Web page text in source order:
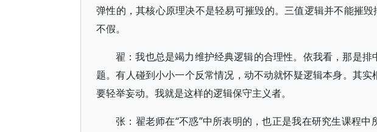
弹性的，其核心原理决不是轻易可摧毁的。三值逻辑并不能摧
不假。
翟：我也总是竭力维护经典逻辑的合理性。依我看，那是
题。有人碰到小小一个反常情况，动不动就怀疑逻辑本身。其
要轻举妄动。我就是这样的逻辑保守主义者。
张：翟老师在“不惑”中所表明的，也正是我在研究生课程